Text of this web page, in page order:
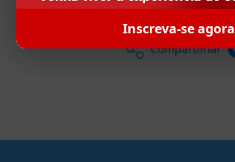
Compartilhar
Inscreva-se agora